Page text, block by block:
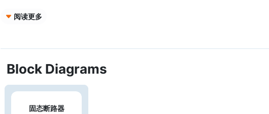
阅读更多
Block Diagrams
固态断路器